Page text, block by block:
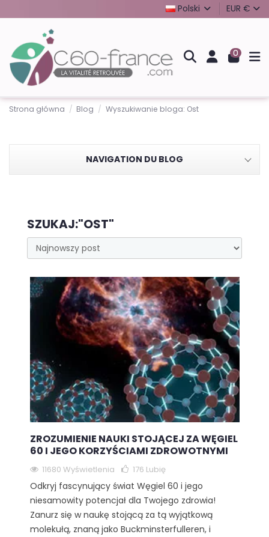
Polski EUR €
0
Strona główna Blog Wyszukiwanie bloga: Ost
NAVIGATION DU BLOG
SZUKAJ:"OST"
ZROZUMIENIE NAUKI STOJĄCEJ ZA WĘGIEL
60 I JEGO KORZYŚCIAMI ZDROWOTNYMI
11680 Wyświetlenia 176 Lubię
Odkryj fascynujący świat Węgiel 60 i jego
niesamowity potencjał dla Twojego zdrowia!
Zanurz się w naukę stojącą za tą wyjątkową
molekułą, znaną jako Buckminsterfulleren, i